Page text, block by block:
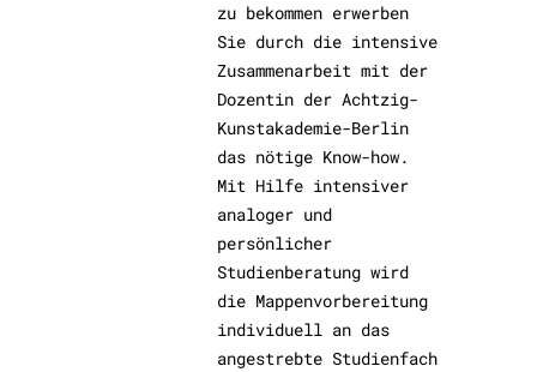
zu bekommen erwerben
Sie durch die intensive
Zusammenarbeit mit der
Dozentin der Achtzig-
Kunstakademie-Berlin
das nötige Know-how.
Mit Hilfe intensiver
analoger und
persönlicher
Studienberatung wird
die Mappenvorbereitung
individuell an das
angestrebte Studienfach